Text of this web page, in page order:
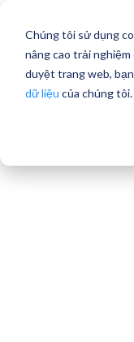
Chúng tôi sử dụng
nâng cao trải nghiệm
duyệt trang web,
dữ liệu của chúng tôi.